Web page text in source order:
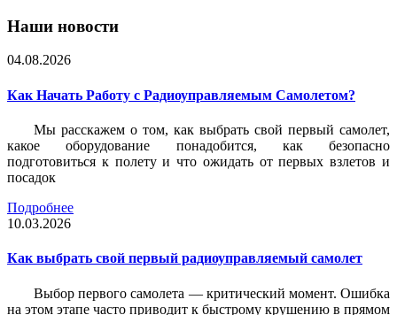
Наши новости
04.08.2026
Как Начать Работу с Радиоуправляемым Самолетом?
Мы расскажем о том, как выбрать свой первый самолет,
какое оборудование понадобится, как безопасно
подготовиться к полету и что ожидать от первых взлетов и
посадок
Подробнее
10.03.2026
Как выбрать свой первый радиоуправляемый самолет
Выбор первого самолета — критический момент. Ошибка
на этом этапе часто приводит к быстрому крушению в прямом